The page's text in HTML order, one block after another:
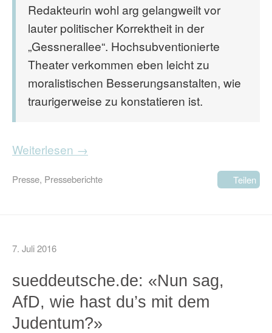
Redakteurin wohl arg gelangweilt vor
lauter politischer Korrektheit in der
„Gessnerallee“. Hochsubventionierte
Theater verkommen eben leicht zu
moralistischen Besserungsanstalten, wie
traurigerweise zu konstatieren ist.
Weiterlesen →
Presse, Presseberichte Teilen
7. Juli 2016
sueddeutsche.de: «Nun sag,
AfD, wie hast du’s mit dem
Judentum?»